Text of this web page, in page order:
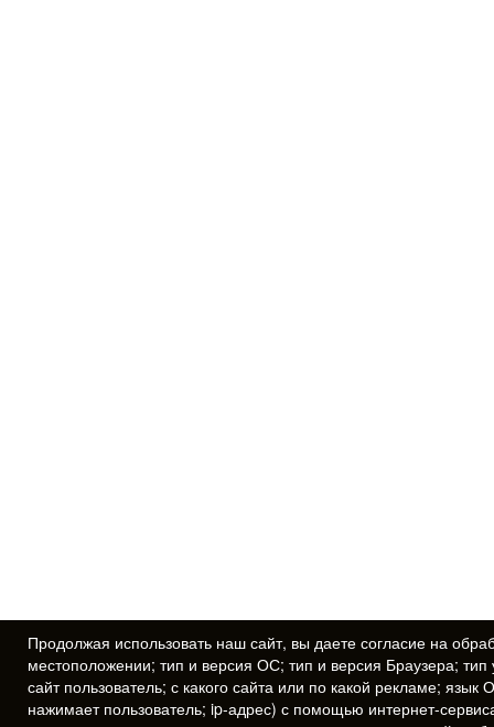
Продолжая использовать наш сайт, вы даете согласие на
местоположении; тип и версия ОС; тип и версия Браузера;
сайт пользователь; с какого сайта или по какой рекламе;
нажимает пользователь; ip-адрес) с помощью интернет-